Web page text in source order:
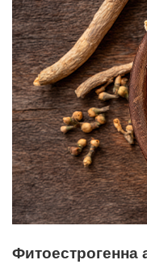
Фитоестрогенна